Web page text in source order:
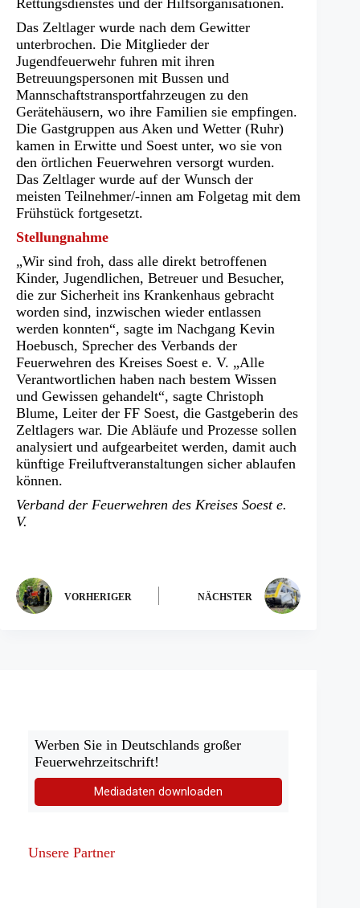
Das Zeltlager wurde nach dem Gewitter
unterbrochen. Die Mitglieder der
Jugendfeuerwehr fuhren mit ihren
Betreuungspersonen mit Bussen und
Mannschaftstransportfahrzeugen zu den
Gerätehäusern, wo ihre Familien sie empfingen.
Die Gastgruppen aus Aken und Wetter (Ruhr)
kamen in Erwitte und Soest unter, wo sie von
den örtlichen Feuerwehren versorgt wurden.
Das Zeltlager wurde auf der Wunsch der
meisten Teilnehmer/-innen am Folgetag mit dem
Frühstück fortgesetzt.
Stellungnahme
„Wir sind froh, dass alle direkt betroffenen
Kinder, Jugendlichen, Betreuer und Besucher,
die zur Sicherheit ins Krankenhaus gebracht
worden sind, inzwischen wieder entlassen
werden konnten“, sagte im Nachgang Kevin
Hoebusch, Sprecher des Verbands der
Feuerwehren des Kreises Soest e. V. „Alle
Verantwortlichen haben nach bestem Wissen
und Gewissen gehandelt“, sagte Christoph
Blume, Leiter der FF Soest, die Gastgeberin des
Zeltlagers war. Die Abläufe und Prozesse sollen
analysiert und aufgearbeitet werden, damit auch
künftige Freiluftveranstaltungen sicher ablaufen
können.
Verband der Feuerwehren des Kreises Soest e.
V.
VORHERIGER NÄCHSTER
Werben Sie in Deutschlands großer
Feuerwehrzeitschrift!
Mediadaten downloaden
Unsere Partner